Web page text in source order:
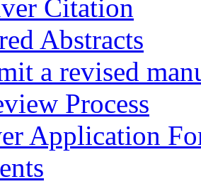
Citation
Abstracts
a revised
Process
Application